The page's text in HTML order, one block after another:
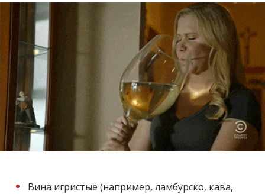
Вина игристые (например, ламбурско, кава,